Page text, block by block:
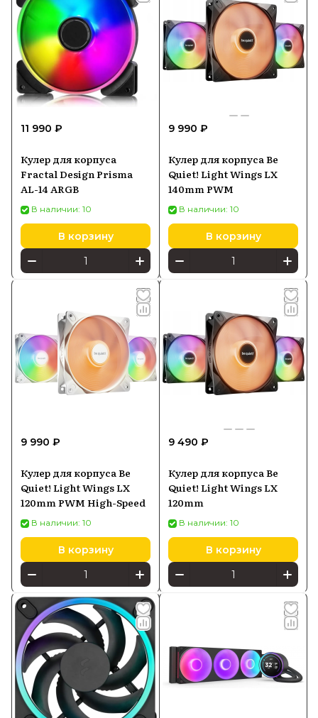
11 990 ₽
Кулер для корпуса
Fractal Design Prisma
AL-14 ARGB
В наличии: 10
В корзину
9 990 ₽
Кулер для корпуса Be
Quiet! Light Wings LX
140mm PWM
В наличии: 10
В корзину
9 990 ₽
Кулер для корпуса Be
Quiet! Light Wings LX
120mm PWM High-Speed
В наличии: 10
В корзину
9 490 ₽
Кулер для корпуса Be
Quiet! Light Wings LX
120mm
В наличии: 10
В корзину